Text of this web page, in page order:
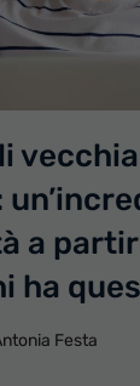
a
ha
Festa